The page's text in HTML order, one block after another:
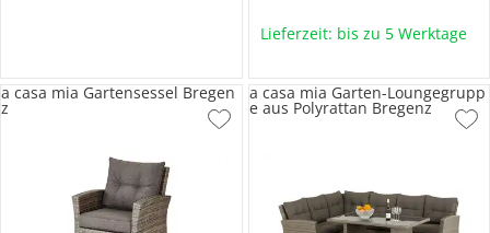
Lieferzeit: bis zu 5 Werktage
a casa mia Gartensessel Bregen
z
a casa mia Garten-Loungegrupp
e aus Polyrattan Bregenz